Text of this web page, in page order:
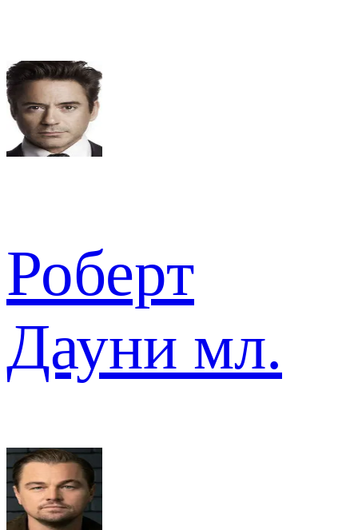
Роберт
Дауни мл.